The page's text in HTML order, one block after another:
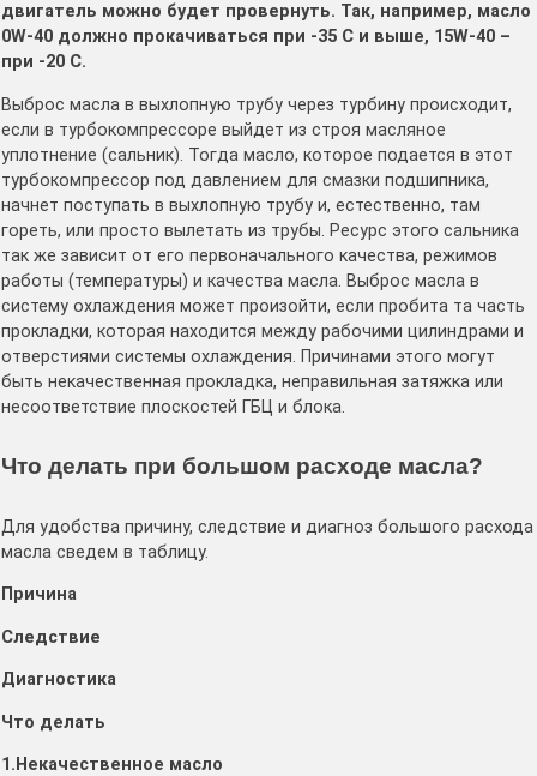
двигатель можно будет провернуть. Так, например, масло
0W-40 должно прокачиваться при -35 С и выше, 15W-40 –
при -20 С.
Выброс масла в выхлопную трубу через турбину происходит,
если в турбокомпрессоре выйдет из строя масляное
уплотнение (сальник). Тогда масло, которое подается в этот
турбокомпрессор под давлением для смазки подшипника,
начнет поступать в выхлопную трубу и, естественно, там
гореть, или просто вылетать из трубы. Ресурс этого сальника
так же зависит от его первоначального качества, режимов
работы (температуры) и качества масла. Выброс масла в
систему охлаждения может произойти, если пробита та часть
прокладки, которая находится между рабочими цилиндрами и
отверстиями системы охлаждения. Причинами этого могут
быть некачественная прокладка, неправильная затяжка или
несоответствие плоскостей ГБЦ и блока.
Что делать при большом расходе масла?
Для удобства причину, следствие и диагноз большого расхода
масла сведем в таблицу.
Причина
Следствие
Диагностика
Что делать
1.Некачественное масло